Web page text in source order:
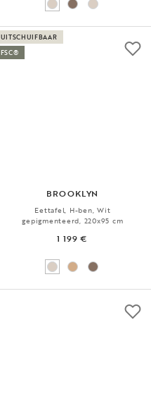
BROOKLYN
Eettafel, H-ben, Wit
gepigmenteerd, 220x95 cm
1 199 €
UITSCHUIFBAAR
FSC®